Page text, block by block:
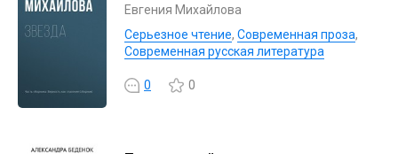
Евгения Михайлова
Серьезное чтение, Современная проза,
Современная русская литература
0 0